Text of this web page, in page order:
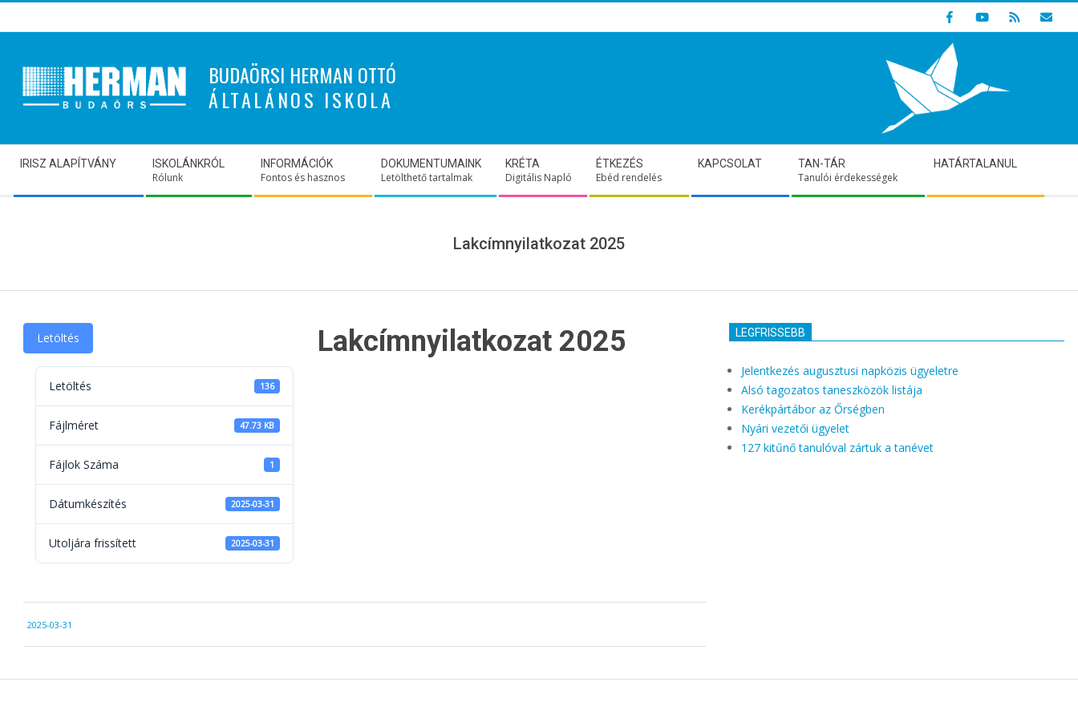
to
BUDAÖRSI HERMAN OTTÓ
ÁLTALÁNOS ISKOLA
Indulunk! Hamarosan újraindul oldalunk!
Navigation
Menu
IRISZ ALAPÍTVÁNY ISKOLÁNKRÓL
Rólunk
INFORMÁCIÓK
Fontos és hasznos
DOKUMENTUMAINK
Letölthető tartalmak
KRÉTA
Digitális Napló
ÉTKEZÉS
Ebéd rendelés
KAPCSOLAT TAN-TÁR
Tanulói érdekességek
HATÁRTALANUL
Lakcímnyilatkozat 2025
Letöltés
Letöltés 136
Fájlméret 47.73 KB
Fájlok Száma 1
Dátumkészítés 2025-03-31
Utoljára frissített 2025-03-31
Lakcímnyilatkozat 2025
03-
31
2025-03-31
LEGFRISSEBB
Jelentkezés augusztusi napközis ügyeletre
Alsó tagozatos taneszközök listája
Kerékpártábor az Őrségben
Nyári vezetői ügyelet
127 kitűnő tanulóval zártuk a tanévet